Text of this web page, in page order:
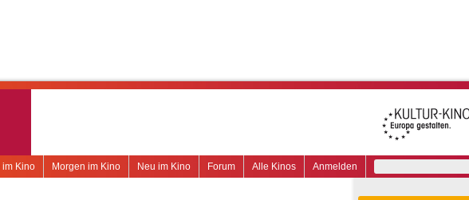
Anmelden
Alle Kinos
Forum
Neu im Kino
Morgen im Kino
im Kino